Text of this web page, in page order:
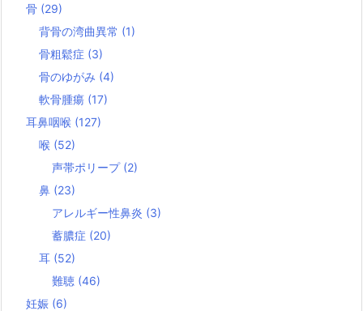
骨 (29)
背骨の湾曲異常 (1)
骨粗鬆症 (3)
骨のゆがみ (4)
軟骨腫瘍 (17)
耳鼻咽喉 (127)
喉 (52)
声帯ポリープ (2)
鼻 (23)
アレルギー性鼻炎 (3)
蓄膿症 (20)
耳 (52)
難聴 (46)
妊娠 (6)